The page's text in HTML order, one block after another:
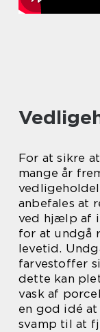
For at sikre
mange år
anbefales at
ved hjælp af
for at undgå
levetid.
farvestoffer
dette kan
vask af
en god idé
svamp til at